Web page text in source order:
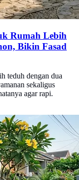
Rumah Lebih
Bikin Fasad
teduh dengan dua
sekaligus
agar rapi.